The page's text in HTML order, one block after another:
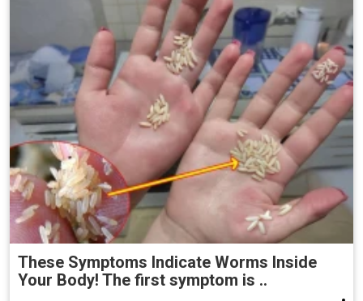
These Symptoms Indicate Worms Inside
Your Body! The first symptom is ..